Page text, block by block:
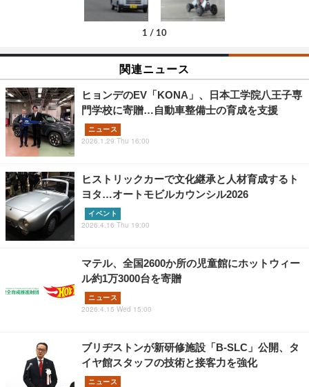
1 / 10
関連ニュース
ヒョンデのEV「KONA」、日本工学院八王子専
門学校に寄贈…自動車整備士の育成を支援
ニュース
2026.1.29 Thu 16:00
ヒストリックカーで文化継承と人材育成するト
ヨタ…オートモビルカウンシル2026
イベント
2026.4.16 Thu 19:00
マテル、全国2600か所の児童館にホットウィー
ル約1万3000台を寄贈
ニュース
2026.4.15 Wed 15:00
ブリヂストンが新研修施設「B-SLC」公開、タ
イヤ館スタッフの技術と接客力を強化
ニュース